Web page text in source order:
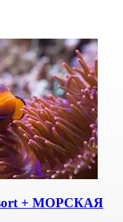
+ МОРСКАЯ